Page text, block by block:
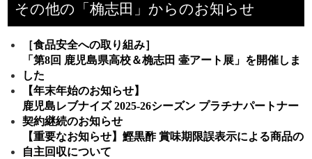
その他の「桷志田」からのお知らせ
［食品安全への取り組み］
「第8回 鹿児島県高校＆桷志田 壷アート展」を開催しま
した
【年末年始のお知らせ】
鹿児島レブナイズ 2025-26シーズン プラチナパートナー
契約継続のお知らせ
【重要なお知らせ】鰹黒酢 賞味期限誤表示による商品の
自主回収について